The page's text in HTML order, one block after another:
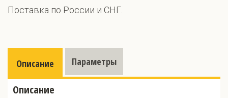
Поставка по России и СНГ.
Описание Параметры
Описание